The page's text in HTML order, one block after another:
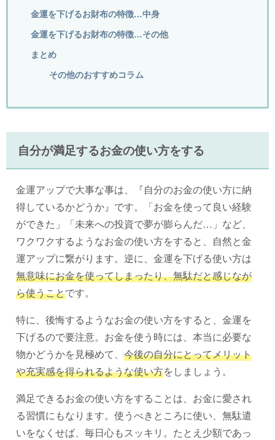
金運を下げるお財布の特徴…中身
金運を下げるお財布の特徴…その他
まとめ
その他のおすすめコラム
自分が満足するお金の使い方をする
金運アップで大事な事は、『自分のお金の使い方に納
得しているかどうか』です。「お金を使って良い経験
ができた」「未来への投資で夢が膨らんだ…」など、
ワクワクするようなお金の使い方をすると、自然と金
運アップに繋がります。逆に、金運を下げる使い方は
無意味にお金を使ってしまったり、無駄だと感じなが
ら使うことです。
特に、後悔するようなお金の使い方をすると、金運を
下げるので要注意。お金を使う時には、本当に必要な
物かどうかを見極めて、 今後の自分にとってメリット
や充実感を得られるような使い方をしましょう。
満足できるお金の使い方をすることは、お金に愛され
る習慣にもなります。使うべきところに使い、無駄遣
いをなくせば、毎日心もスッキリ。たとえ少額であっ